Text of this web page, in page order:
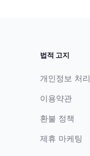
법적 고지
개인정보 처
이용약관
환불 정책
제휴 마케팅